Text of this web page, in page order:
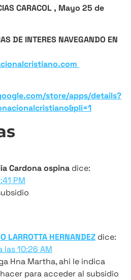
CARACOL , Mayo 25 de
DE INTERES NAVEGANDO EN
store/apps/details?
Cardona ospina dice:
PM
LARROTTA HERNANDEZ dice:
10:26 AM
Hna Martha, ahi le indica
para acceder al subsidio